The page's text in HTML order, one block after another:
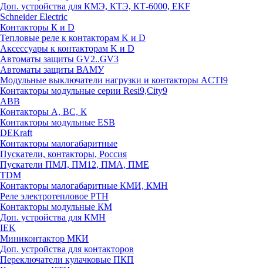
Доп. устройства для КМЭ, КТЭ, КТ-6000, EKF
Schneider Electric
Контакторы К и D
Тепловые реле к контакторам K и D
Аксессуары к контакторам K и D
Автоматы защиты GV2..GV3
Автоматы защиты ВАМУ
Модульные выключатели нагрузки и контакторы ACTI9
Контакторы модульные серии Resi9,City9
ABB
Контакторы А, ВС, К
Контакторы модульные ESB
DEKraft
Контакторы малогабаритные
Пускатели, контакторы, Россия
Пускатели ПМЛ, ПМ12, ПМА, ПМЕ
TDM
Контакторы малогабаритные КМИ, КМН
Реле электротепловое РТН
Контакторы модульные КМ
Доп. устройства для КМН
IEK
Миниконтактор МКИ
Доп. устройства для контакторов
Переключатели кулачковые ПКП